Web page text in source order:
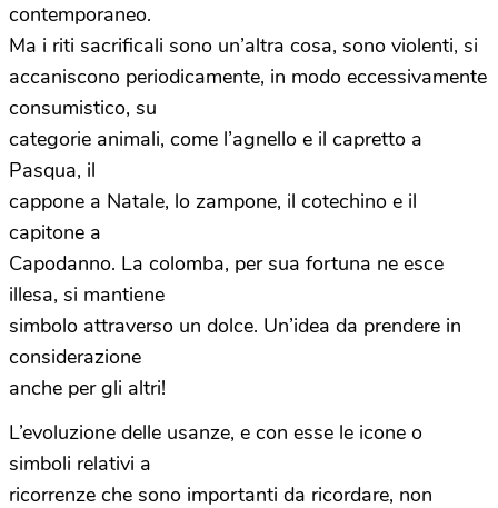
contemporaneo.
Ma i riti sacrificali sono un’altra cosa, sono violenti, si
accaniscono periodicamente, in modo eccessivamente
consumistico, su
categorie animali, come l’agnello e il capretto a
Pasqua, il
cappone a Natale, lo zampone, il cotechino e il
capitone a
Capodanno. La colomba, per sua fortuna ne esce
illesa, si mantiene
simbolo attraverso un dolce. Un’idea da prendere in
considerazione
anche per gli altri!
L’evoluzione delle usanze, e con esse le icone o
simboli relativi a
ricorrenze che sono importanti da ricordare, non